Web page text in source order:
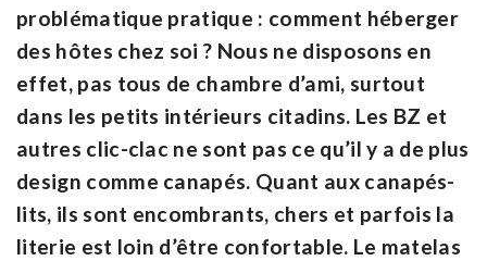
problématique pratique : comment héberger
des hôtes chez soi ? Nous ne disposons en
effet, pas tous de chambre d’ami, surtout
dans les petits intérieurs citadins. Les BZ et
autres clic-clac ne sont pas ce qu’il y a de plus
design comme canapés. Quant aux canapés-
lits, ils sont encombrants, chers et parfois la
literie est loin d’être confortable. Le matelas